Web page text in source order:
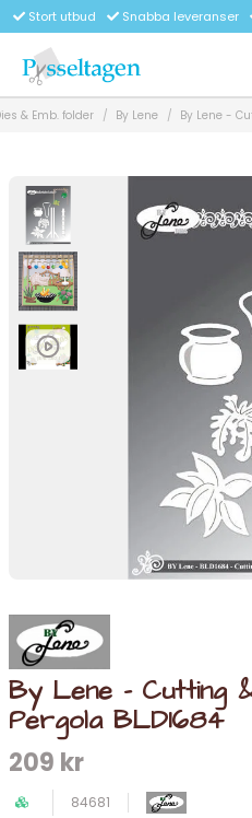
Stort utbud Snabba leveranser
& Emb. folder By Lene By Lene -
By Lene - Cutting
Pergola BLD1684
209 kr
84681